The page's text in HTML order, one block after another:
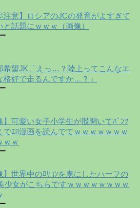
注意】ロシアのJCの発育がよすぎて
と話題にｗｗｗ（画像）
希望JK「えっ…？陸上ってこんなエ
格好で走るんですか…？」
】可愛い女子小学生が股開いてﾊﾟﾝﾂ
でｴﾛ漫画を読んでてｗｗｗｗｗｗｗ
ｗｗ
】世界中のﾛﾘｺﾝを虜にしたハーフの
少女がこちらですｗｗｗｗｗｗｗｗ